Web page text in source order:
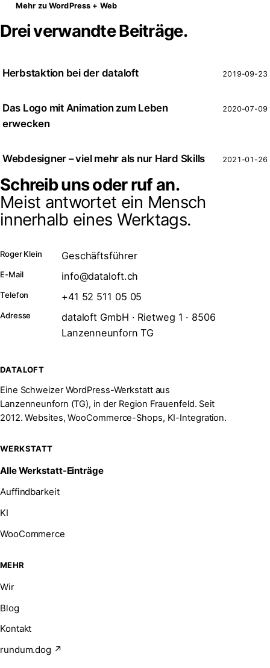
Mehr zu WordPress + Web
Drei verwandte Beiträge.
Herbstaktion bei der dataloft 2019-09-23
Das Logo mit Animation zum Leben
erwecken
2020-07-09
Webdesigner – viel mehr als nur Hard Skills 2021-01-26
Schreib uns oder ruf an.
Meist antwortet ein Mensch
innerhalb eines Werktags.
Roger Klein Geschäftsführer
E-Mail info@dataloft.ch
Telefon +41 52 511 05 05
Adresse
dataloft GmbH · Rietweg 1 · 8506
Lanzenneunforn TG
DATALOFT
Eine Schweizer WordPress-Werkstatt aus
Lanzenneunforn (TG), in der Region Frauenfeld. Seit
2012. Websites, WooCommerce-Shops, KI-Integration.
WERKSTATT
Alle Werkstatt-Einträge
Auffindbarkeit
KI
WooCommerce
MEHR
Wir
Blog
Kontakt
rundum.dog ↗